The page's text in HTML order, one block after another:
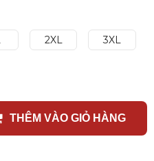
2XL 3XL
THÊM VÀO GIỎ HÀNG